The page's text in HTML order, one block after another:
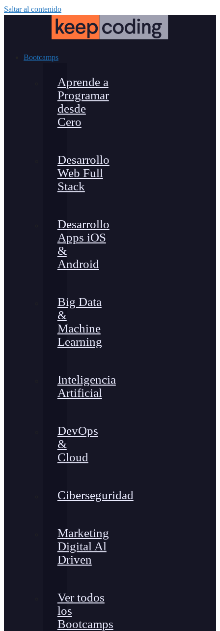
Saltar al contenido
Bootcamps
Aprende a
Programar
desde
Cero
Desarrollo
Web Full
Stack
Desarrollo
Apps iOS
&
Android
Big Data
&
Machine
Learning
Inteligencia
Artificial
DevOps
&
Cloud
Ciberseguridad
Marketing
Digital Al
Driven
Ver todos
los
Bootcamps